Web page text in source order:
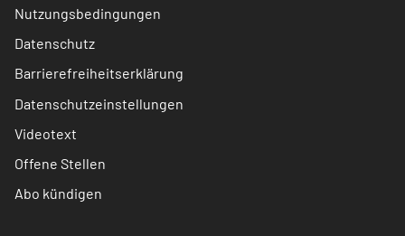
Nutzungsbedingungen
Datenschutz
Barrierefreiheitserklärung
Datenschutzeinstellungen
Videotext
Offene Stellen
Abo kündigen